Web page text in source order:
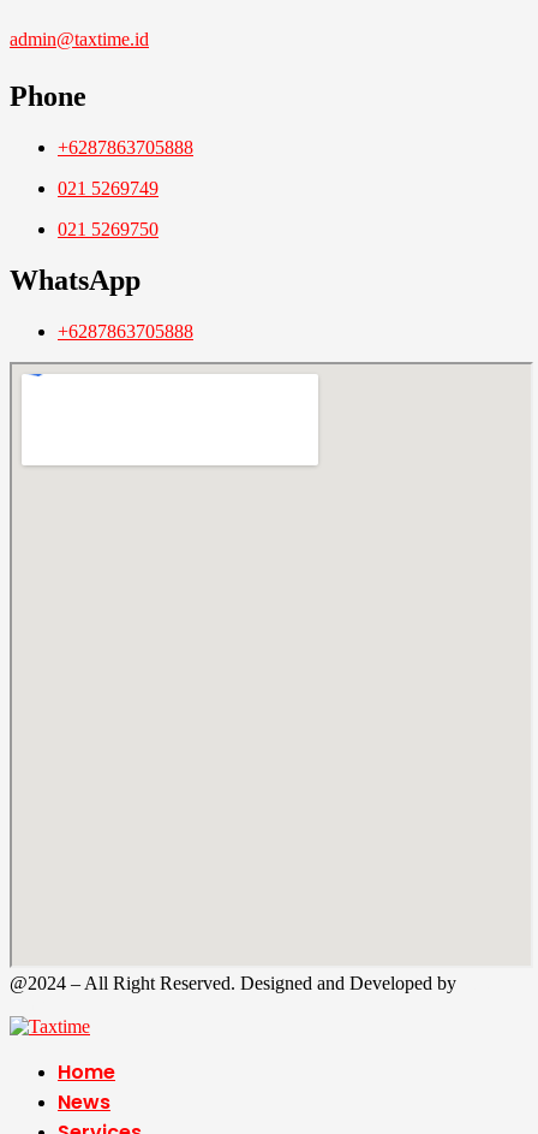
admin@taxtime.id
Phone
+6287863705888
021 5269749
021 5269750
WhatsApp
+6287863705888
@2024 – All Right Reserved. Designed and Developed by
Home
News